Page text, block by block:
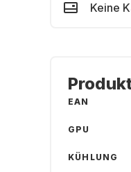
Keine
EAN
GPU
KÜHLUNG